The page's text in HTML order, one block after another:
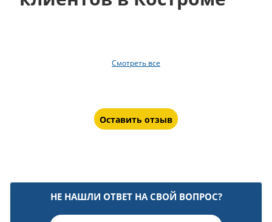
Смотреть все
Оставить отзыв
НЕ НАШЛИ ОТВЕТ НА СВОЙ ВОПРОС?